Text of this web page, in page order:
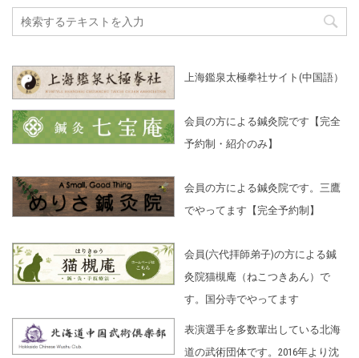
上海鑑泉太極拳社サイト(中国語）
会員の方による鍼灸院です【完全
予約制・紹介のみ】
会員の方による鍼灸院です。三鷹
でやってます【完全予約制】
会員(六代拝師弟子)の方による鍼
灸院猫槻庵（ねこつきあん）で
す。国分寺でやってます
表演選手を多数輩出している北海
道の武術団体です。2016年より沈